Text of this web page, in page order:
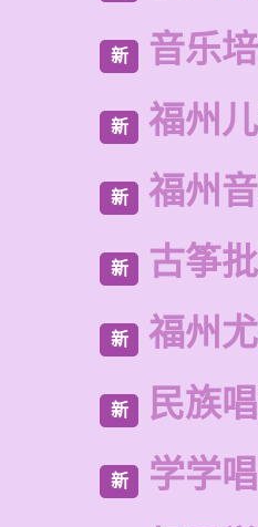
新 音乐
新 福州
新 福州
新 古筝
新 福州
新 民族
新 学学